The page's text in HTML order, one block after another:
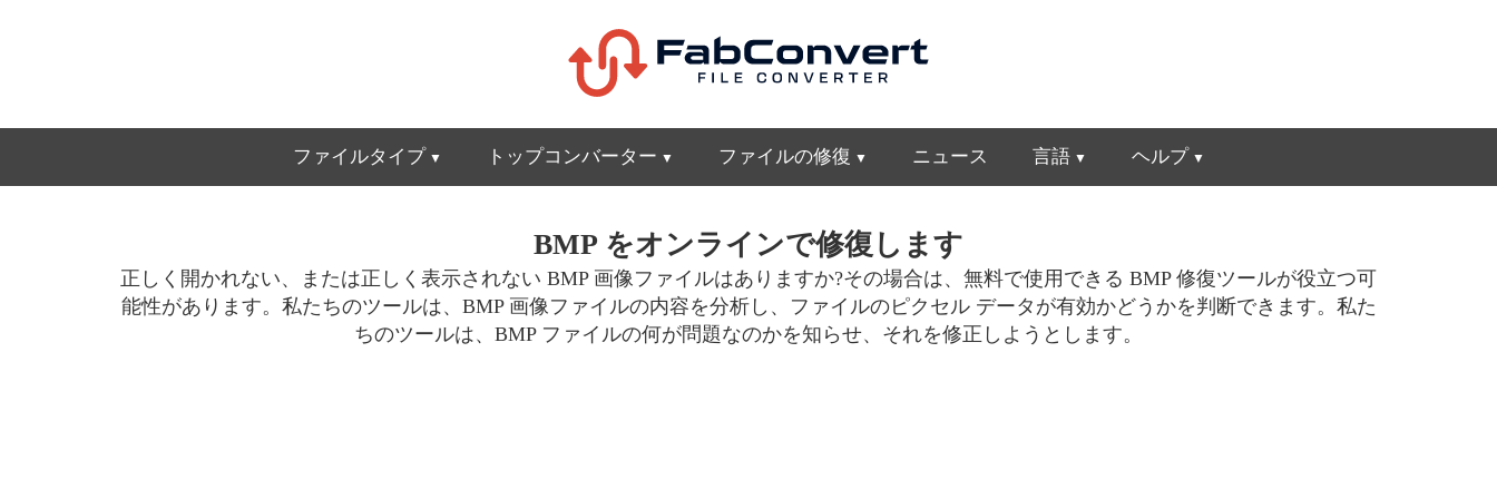
ファイルタイプ トップコンバーター ファイルの修復 ニュース 言語 ヘルプ
BMP をオンラインで修復します
正しく開かれない、または正しく表示されない BMP 画像ファイルはありますか?その場合は、無料で使用できる BMP 修復ツールが役立つ可
能性があります。私たちのツールは、BMP 画像ファイルの内容を分析し、ファイルのピクセル データが有効かどうかを判断できます。私た
ちのツールは、BMP ファイルの何が問題なのかを知らせ、それを修正しようとします。